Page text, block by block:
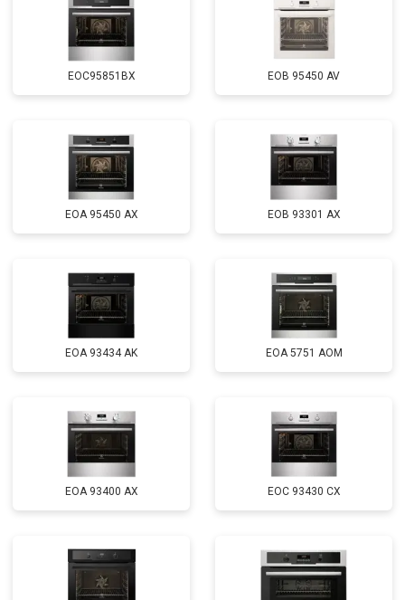
EOC95851BX EOB 95450 AV
EOA 95450 AX EOB 93301 AX
EOA 93434 AK EOA 5751 AOM
EOA 93400 AX EOC 93430 CX